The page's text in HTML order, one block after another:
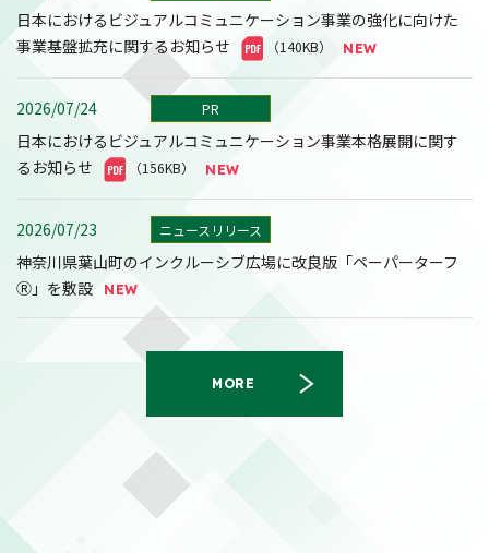
日本におけるビジュアルコミュニケーション事業の強化に向けた
事業基盤拡充に関するお知らせ
（140KB）
2026/07/24 PR
日本におけるビジュアルコミュニケーション事業本格展開に関す
るお知らせ
（156KB）
2026/07/23 ニュースリリース
神奈川県葉山町のインクルーシブ広場に改良版「ペーパーターフ
Ⓡ」を敷設
MORE
2027年３月期第１四半期決算短信〔日本基準〕(連結)